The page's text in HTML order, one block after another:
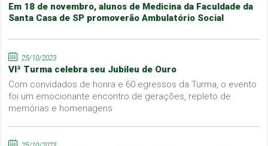
Em 18 de novembro, alunos de Medicina da Faculdade da
Santa Casa de SP promoverão Ambulatório Social
25/10/2023
VIª Turma celebra seu Jubileu de Ouro
Com convidados de honra e 60 egressos da Turma, o evento
foi um emocionante encontro de gerações, repleto de
memórias e homenagens